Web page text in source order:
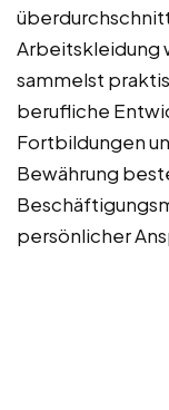
Arbeitskleidung
sammelst
berufliche
Fortbildungen
Bewährung
persönlicher